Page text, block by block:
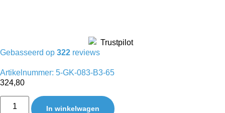
Gebasseerd op 322 reviews
Artikelnummer: 5-GK-083-B3-65
324,80
In winkelwagen